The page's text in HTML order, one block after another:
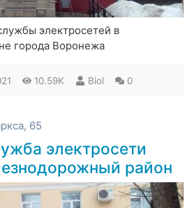
электросетей в
города Воронежа
10.59K Biol 0
65
электросети
район